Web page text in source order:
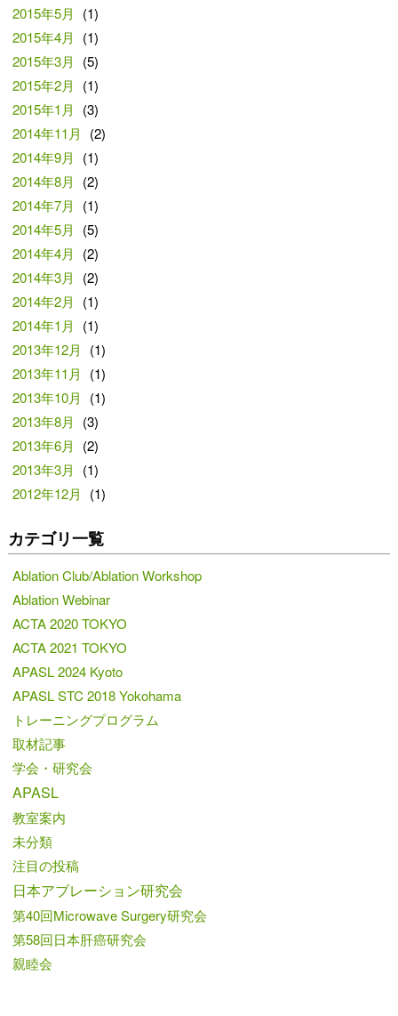
2015年5月
(1)
2015年4月
(1)
2015年3月
(5)
2015年2月
(1)
2015年1月
(3)
2014年11月
(2)
2014年9月
(1)
2014年8月
(2)
2014年7月
(1)
2014年5月
(5)
2014年4月
(2)
2014年3月
(2)
2014年2月
(1)
2014年1月
(1)
2013年12月
(1)
2013年11月
(1)
2013年10月
(1)
2013年8月
(3)
2013年6月
(2)
2013年3月
(1)
2012年12月
(1)
カテゴリ一覧
Ablation Club/Ablation Workshop
Ablation Webinar
ACTA 2020 TOKYO
ACTA 2021 TOKYO
APASL 2024 Kyoto
APASL STC 2018 Yokohama
トレーニングプログラム
取材記事
学会・研究会
APASL
教室案内
未分類
注目の投稿
日本アブレーション研究会
第40回Microwave Surgery研究会
第58回日本肝癌研究会
親睦会